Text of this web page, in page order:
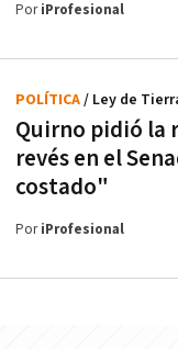
PoriProfesional
Quirno pidió la
revés en el
costado"
POLÍTICA/ Ley de
PoriProfesional